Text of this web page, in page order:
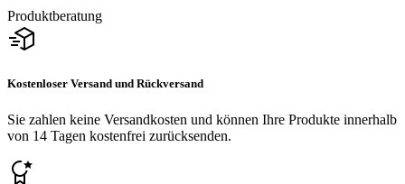
Produktberatung
Kostenloser Versand und Rückversand
Sie zahlen keine Versandkosten und können Ihre Produkte innerhalb
von 14 Tagen kostenfrei zurücksenden.